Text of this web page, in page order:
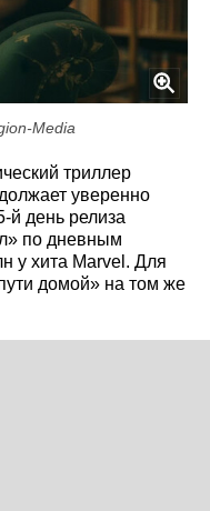
Media
триллер
уверенно
день релиза
по дневным
у хита Marvel. Для
домой» на том же